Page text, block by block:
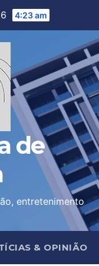
4:23 am
de
entretenimento
& OPINIÃO